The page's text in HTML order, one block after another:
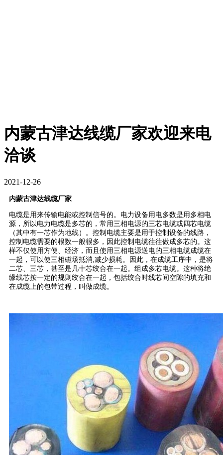
内蒙古津达线缆厂家欢迎来电
洽谈
2021-12-26
内蒙古津达线缆厂家
电缆是用来传输电能或控制信号的。电力设备用电多数是用多相电
源，所以电力电缆是多芯的，常用三相电源的三芯电缆或四芯电缆
（其中有一芯作为地线）。控制电缆主要是用于控制设备的线路，
控制电缆需要的根数一般很多，因此控制电缆往往做成多芯的。这
样不仅使用方便、经济，而且使用三相电源送电的三相电缆成缆在
一起，可以使三相磁场抵消,减少损耗。因此，在成缆工序中，是将
二芯、三芯，甚至是几十芯绞合在一起。组成多芯电缆。这种将绝
缘线芯按一定的规则绞合在一起，包括绞合时线芯间空隙的填充和
在成缆上的包带过程，叫做成缆。